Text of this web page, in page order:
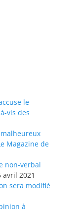
le
vis des
Magazine de
non-verbal
avril 2021
sera modifié
à